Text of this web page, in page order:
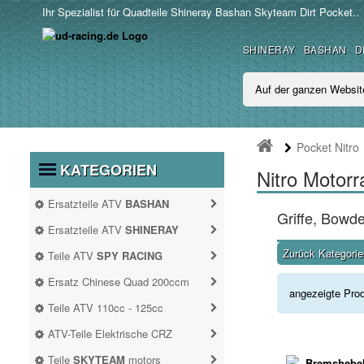
Ihr Spezialist für Quadteile Shineray Bashan Skyteam Dirt Pocket..
SHINERAY BASHAN
KATEGORIEN
Ersatzteile ATV BASHAN
Ersatzteile ATV SHINERAY
STIIEB
SHINERAY 250 STXE
Teile ATV SPY RACING
ATV SPY250F1
Ersatz Chinese Quad 200ccm
200CCM
Antrieb
Auspuff
Teile ATV 110cc - 125cc
125CC
ATV-Teile Elektrische CRZ
Teile SKYTEAM motors
Pocket Nitro
Nitro
Griffe,
Zurück
angezeigte